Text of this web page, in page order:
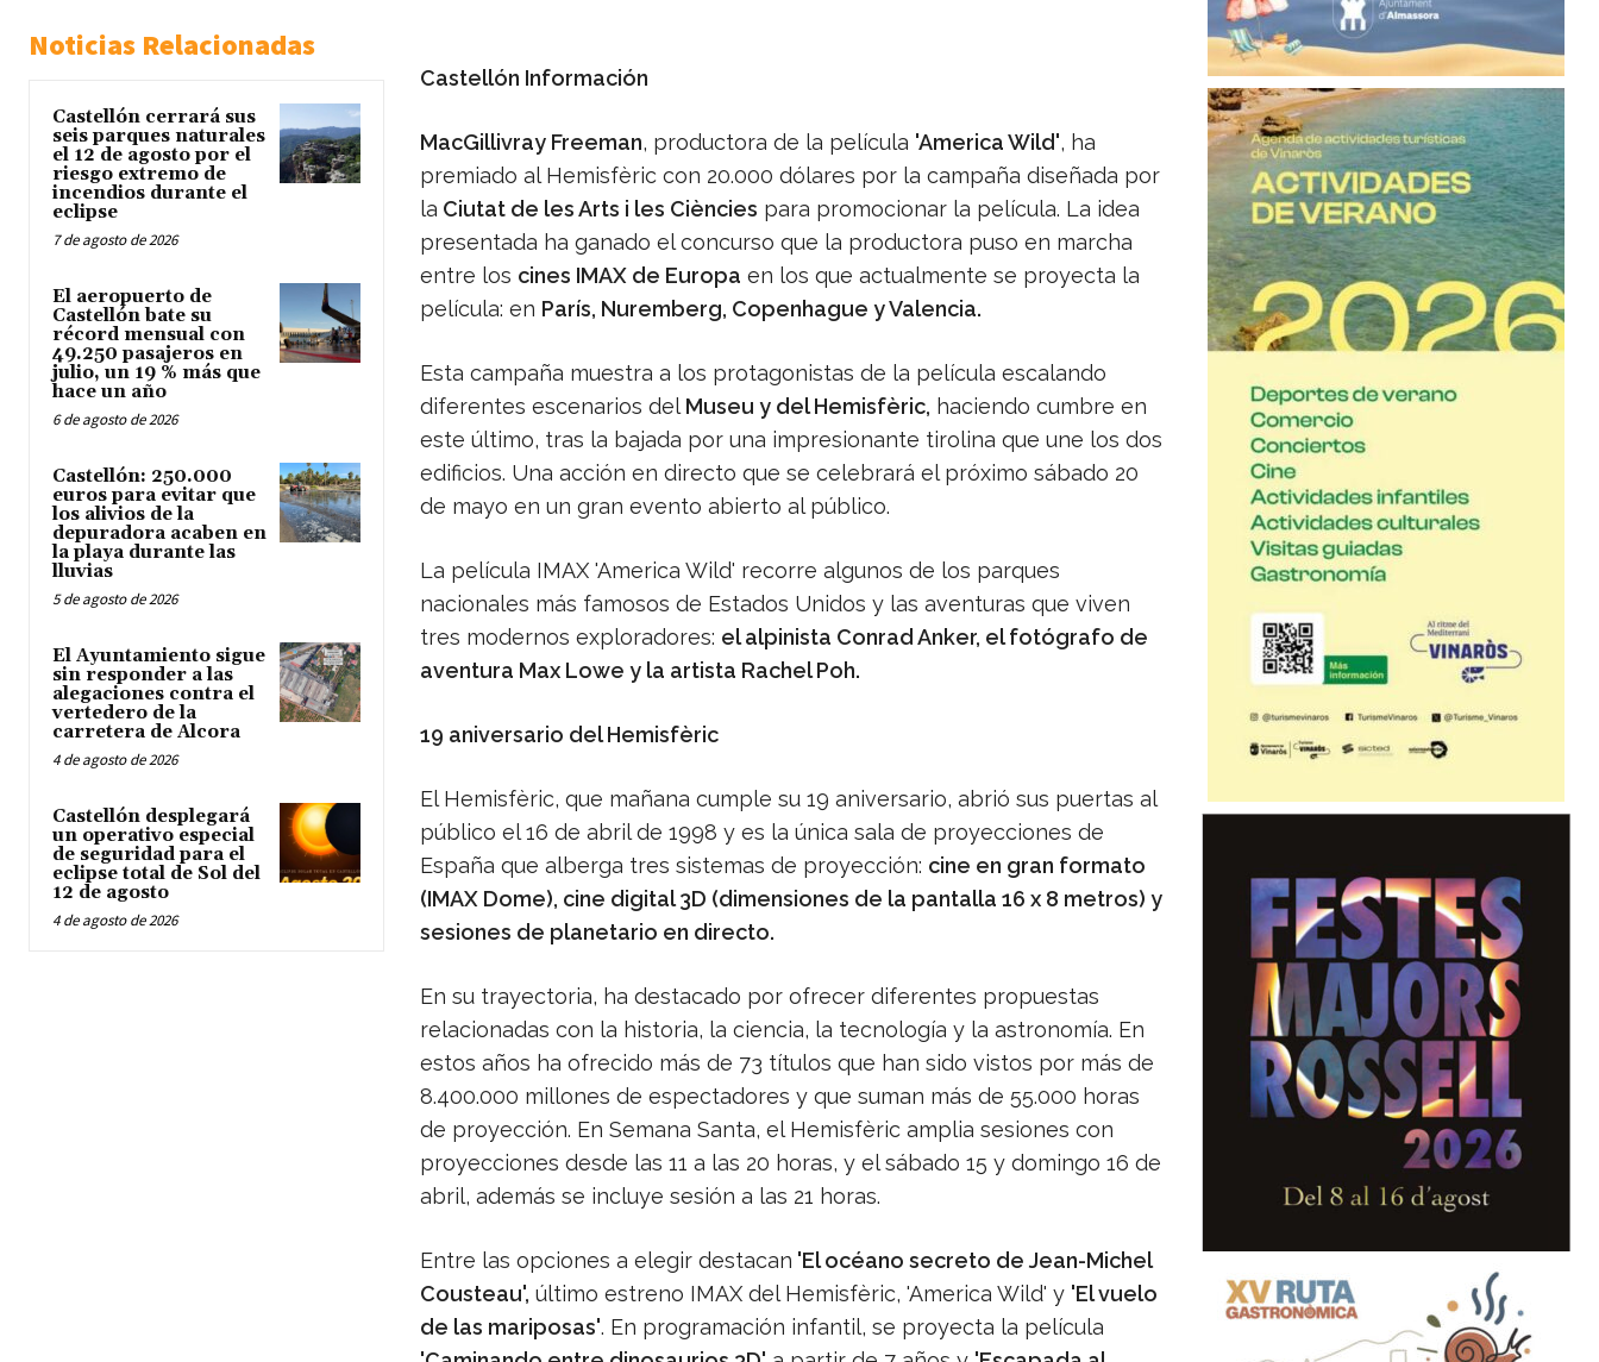
Noticias Relacionadas
Castellón cerrará sus
seis parques naturales
el 12 de agosto por el
riesgo extremo de
incendios durante el
eclipse
7 de agosto de 2026
El aeropuerto de
Castellón bate su
récord mensual con
49.250 pasajeros en
julio, un 19 % más que
hace un año
6 de agosto de 2026
Castellón: 250.000
euros para evitar que
los alivios de la
depuradora acaben en
la playa durante las
lluvias
5 de agosto de 2026
El Ayuntamiento sigue
sin responder a las
alegaciones contra el
vertedero de la
carretera de Alcora
4 de agosto de 2026
Castellón desplegará
un operativo especial
de seguridad para el
eclipse total de Sol del
12 de agosto
4 de agosto de 2026
Castellón Información
MacGillivray Freeman, productora de la película 'America Wild', ha
premiado al Hemisfèric con 20.000 dólares por la campaña diseñada por
la Ciutat de les Arts i les Ciències para promocionar la película. La idea
presentada ha ganado el concurso que la productora puso en marcha
entre los cines IMAX de Europa en los que actualmente se proyecta la
película: en París, Nuremberg, Copenhague y Valencia.
Esta campaña muestra a los protagonistas de la película escalando
diferentes escenarios delMuseu y del Hemisfèric, haciendo cumbre en
este último, tras la bajada por una impresionante tirolina que une los dos
edificios. Una acción en directo que se celebrará el próximo sábado 20
de mayo en un gran evento abierto al público.
La película IMAX 'America Wild' recorre algunos de los parques
nacionales más famosos de Estados Unidos y las aventuras que viven
tres modernos exploradores: el alpinista Conrad Anker, el fotógrafo de
aventura Max Lowe y la artista Rachel Poh.
19 aniversario del Hemisfèric
El Hemisfèric, que mañana cumple su 19 aniversario, abrió sus puertas al
público el 16 de abril de 1998 y es la única sala de proyecciones de
España que alberga tres sistemas de proyección: cine en gran formato
(IMAX Dome), cine digital 3D (dimensiones de la pantalla 16 x 8 metros) y
sesiones de planetario en directo.
En su trayectoria, ha destacado por ofrecer diferentes propuestas
relacionadas con la historia, la ciencia, la tecnología y la astronomía. En
estos años ha ofrecido más de 73 títulos que han sido vistos por más de
8.400.000 millones de espectadores y que suman más de 55.000 horas
de proyección. En Semana Santa, el Hemisfèric amplia sesiones con
proyecciones desde las 11 a las 20 horas, y el sábado 15 y domingo 16 de
abril, además se incluye sesión a las 21 horas.
Entre las opciones a elegir destacan 'El océano secreto de Jean-Michel
Cousteau', último estreno IMAX del Hemisfèric, 'America Wild' y 'El vuelo
de las mariposas'. En programación infantil, se proyecta la película